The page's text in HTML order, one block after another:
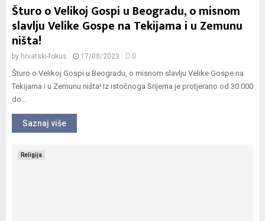
Šturo o Velikoj Gospi u Beogradu, o misnom
slavlju Velike Gospe na Tekijama i u Zemunu
ništa!
by hrvatski-fokus 17/08/2023 0
Šturo o Velikoj Gospi u Beogradu, o misnom slavlju Velike Gospe na
Tekijama i u Zemunu ništa! Iz istočnoga Srijema je protjerano od 30.000
do...
Saznaj više
Religija